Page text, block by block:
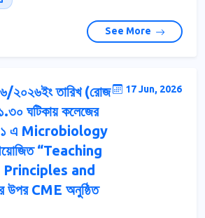
See More
২০২৬ইং তারিখ (রোজ
ঘটিকায় কলেজের
০১ এ Microbiology
আয়োজিত “Teaching
and
CME অনুষ্ঠিত
17 Jun, 2026